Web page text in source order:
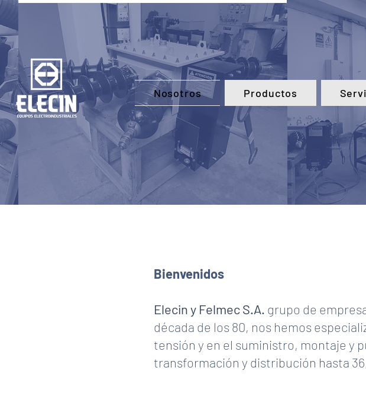
Nosotros Productos
Bienvenidos
Elecin y Felmec S.A. grupo de
década de los 80, nos hemos
tensión y en el suministro, montaje y
transformación y distribución hasta